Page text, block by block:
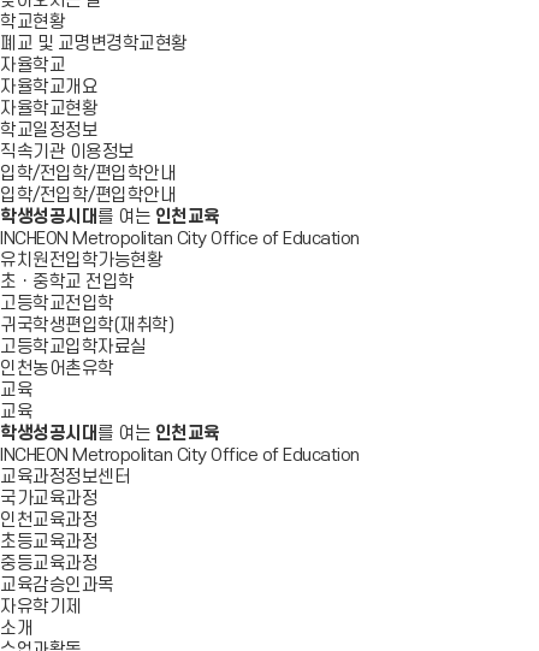
학교현황
폐교 및 교명변경학교현황
자율학교
자율학교개요
자율학교현황
학교일정정보
직속기관 이용정보
입학/전입학/편입학안내
입학/전입학/편입학안내
학생성공시대 를 여는 인천교육
INCHEON Metropolitan City Office of Education
유치원전입학가능현황
초ㆍ중학교 전입학
고등학교전입학
귀국학생편입학(재취학)
고등학교입학자료실
인천농어촌유학
교육
교육
학생성공시대 를 여는 인천교육
INCHEON Metropolitan City Office of Education
교육과정정보센터
국가교육과정
인천교육과정
초등교육과정
중등교육과정
교육감승인과목
자유학기제
소개